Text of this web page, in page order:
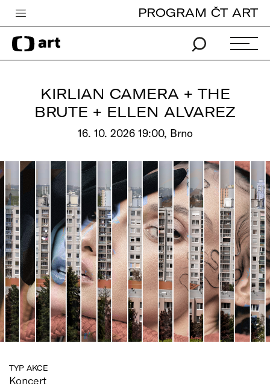
Česká televize
Zpravodajství
iVysílání
Vše o ČT
PROGRAM ČT ART
KIRLIAN CAMERA + THE
BRUTE + ELLEN ALVAREZ
16. 10. 2026 19:00, Brno
TYP AKCE
Koncert